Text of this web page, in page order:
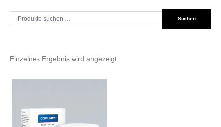
Einzelnes Ergebnis wird angezeigt
Suche
nach:
Suchen